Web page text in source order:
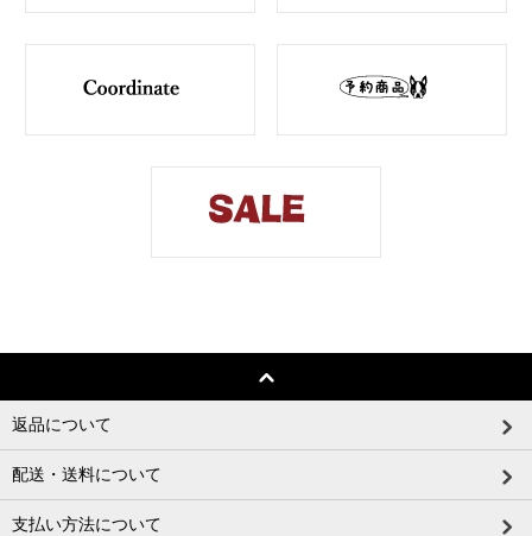
返品について
配送・送料について
支払い方法について